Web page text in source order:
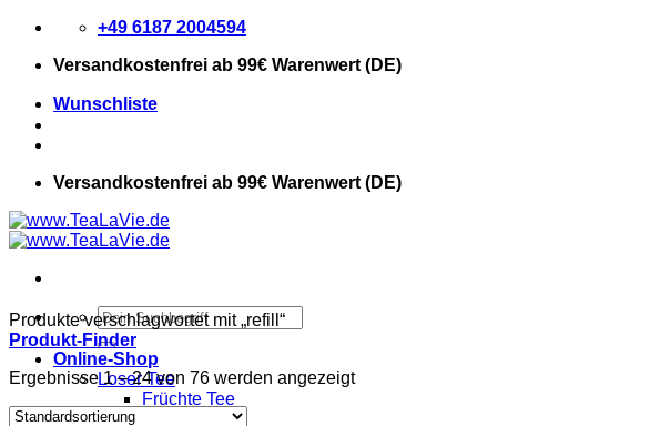
Zum
springen
+49 6187 2004594
Versandkostenfrei ab 99€ Warenwert (DE)
Wunschliste
Versandkostenfrei ab 99€ Warenwert (DE)
Suchen
nach:
Online-Shop
Loser Tee
Früchte Tee
Produkte verschlagwortet mit „refill“
Produkt-Finder
Ergebnisse 1 – 24 von 76 werden angezeigt